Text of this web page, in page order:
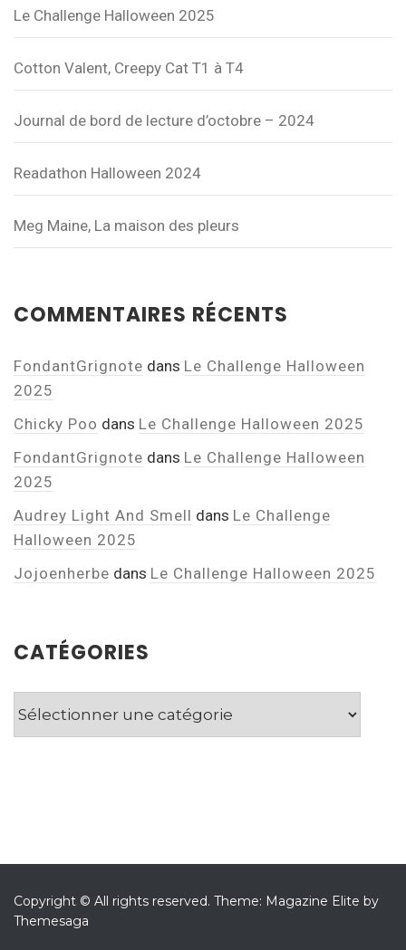
Le Challenge Halloween 2025
Cotton Valent, Creepy Cat T1 à T4
Journal de bord de lecture d’octobre – 2024
Readathon Halloween 2024
Meg Maine, La maison des pleurs
COMMENTAIRES RÉCENTS
FondantGrignote dans Le Challenge Halloween
2025
Chicky Poo dans Le Challenge Halloween 2025
FondantGrignote dans Le Challenge Halloween
2025
Audrey Light And Smell dans Le Challenge
Halloween 2025
Jojoenherbe dans Le Challenge Halloween 2025
CATÉGORIES
Copyright © All rights reserved. Theme: Magazine Elite by
Themesaga